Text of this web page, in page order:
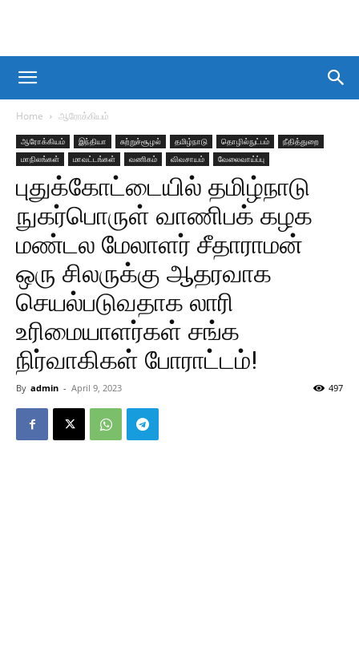
Home ஆரோக்கியம்
ஆரோக்கியம் இந்தியா சுற்றுச்சூழல் தமிழ்நாடு தொழில்நுட்பம்
நீதித்துறை
மாநிலங்கள்
மாவட்டங்கள் வணிகம் விவசாயம் வேலைவாய்ப்பு
புதுக்கோட்டையில் தமிழ்நாடு
நுகர்பொருள் வாணிபக் கழக
மண்டல மேலாளர் சீதாராமன்
ஒரு சிலருக்கு ஆதரவாக
செயல்படுவதாக லாரி
உரிமையாளர்கள் சங்க
நிர்வாகிகள் போராட்டம்!
By admin - April 9, 2023 497